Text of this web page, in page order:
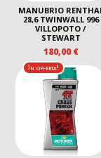
MANUBRIO
28,6 TWINWALL 996
VILLOPOTO /
STEWART
180,00€
In offerta!